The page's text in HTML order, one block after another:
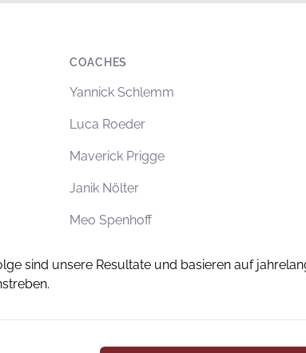
COACHES
Yannick Schlemm
Luca Roeder
Maverick Prigge
Janik Nölter
Meo Spenhoff
sind unsere Resultate und basieren auf